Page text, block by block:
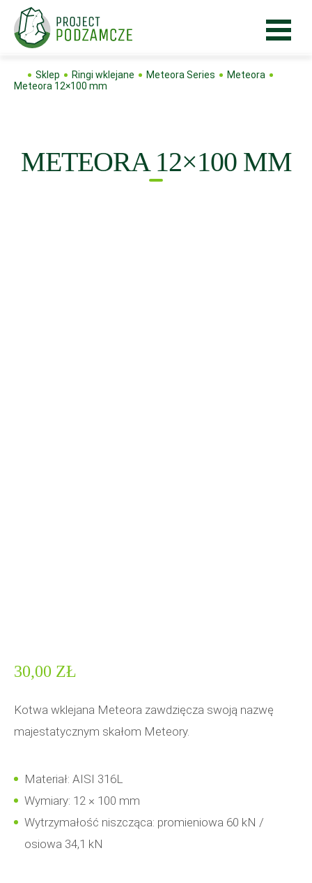
Sklep Ringi wklejane Meteora Series
Meteora
Meteora 12×100 mm
METEORA 12×100 MM
30,00 ZŁ
Kotwa wklejana Meteora zawdzięcza swoją nazwę
majestatycznym skałom Meteory.
Materiał: AISI 316L
Wymiary: 12 × 100 mm
Wytrzymałość niszcząca: promieniowa 60 kN /
osiowa 34,1 kN